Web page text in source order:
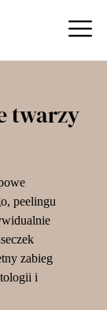
twarzy
peelingu
zabieg
i